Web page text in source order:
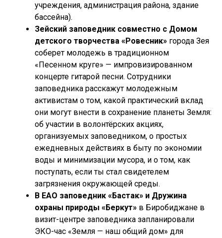
учреждения, администрация района, здание
бассейна).
Зейский заповедник совместно с Домом
детского творчества «Ровесник» города Зея
соберет молодежь в традиционном
«Песенном круге» — импровизированном
концерте гитарой песни. Сотрудники
заповедника расскажут молодежным
активистам о том, какой практический вклад
они могут внести в сохранение планеты Земля:
об участии в волонтёрских акциях,
организуемых заповедником, о простых
ежедневных действиях в быту по экономии
воды и минимизации мусора, и о том, как
поступать, если ты стал свидетелем
загрязнения окружающей среды.
В ЕАО заповедник «Бастак» и Дружина
охраны природы «Беркут» в Биробиджане в
визит-центре заповедника запланировали
ЭКО-час «Земля — наш общий дом» для